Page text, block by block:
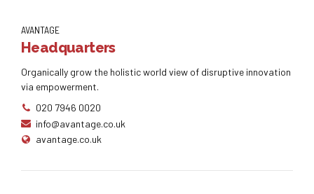
AVANTAGE
Headquarters
Organically grow the holistic world view of disruptive innovation
via empowerment.
020 7946 0020
info@avantage.co.uk
avantage.co.uk